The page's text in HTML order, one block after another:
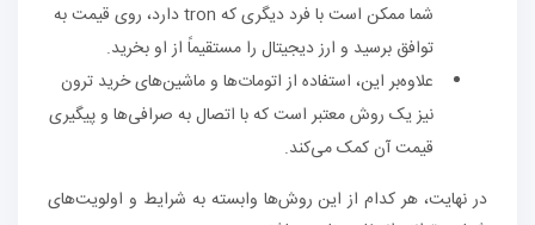
شما ممکن است با فرد دیگری که tron دارد، روی قیمت به
توافق برسید و ارز دیجیتال را مستقیماً از او بخرید.
علاوه‌بر این، استفاده از اتومات‌ها و ماشین‌های خرید ترون
نیز یک روش معتبر است که با اتصال به صرافی‌ها و پیگیری
قیمت آن کمک می‌کند.
در نهایت، هر کدام از این روش‌ها وابسته به شرایط و اولویت‌های